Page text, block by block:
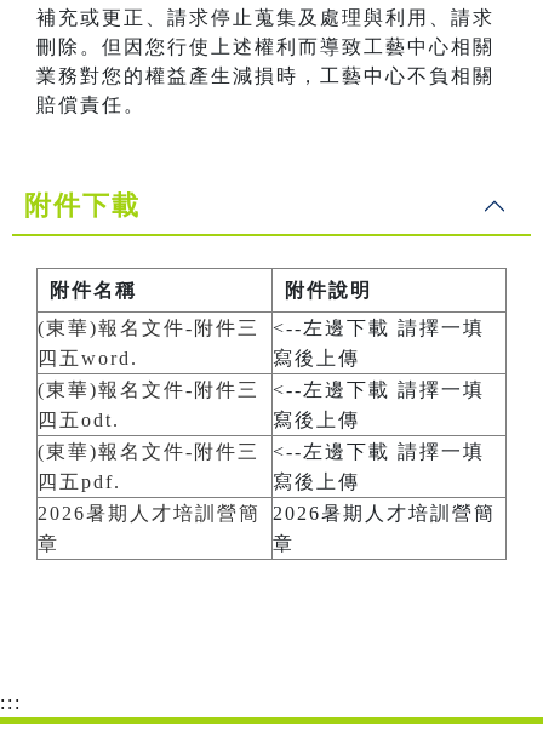
補充或更正、請求停止蒐集及處理與利用、請求
刪除。但因您行使上述權利而導致工藝中心相關
業務對您的權益產生減損時，工藝中心不負相關
賠償責任。
附件下載
附件名稱
附件說明
(東華)報名文件-附件三
四五word.
<--左邊下載 請擇一填
寫後上傳
(東華)報名文件-附件三
四五odt.
<--左邊下載 請擇一填
寫後上傳
(東華)報名文件-附件三
四五pdf.
<--左邊下載 請擇一填
寫後上傳
2026暑期人才培訓營簡
章
2026暑期人才培訓營簡
章
:::